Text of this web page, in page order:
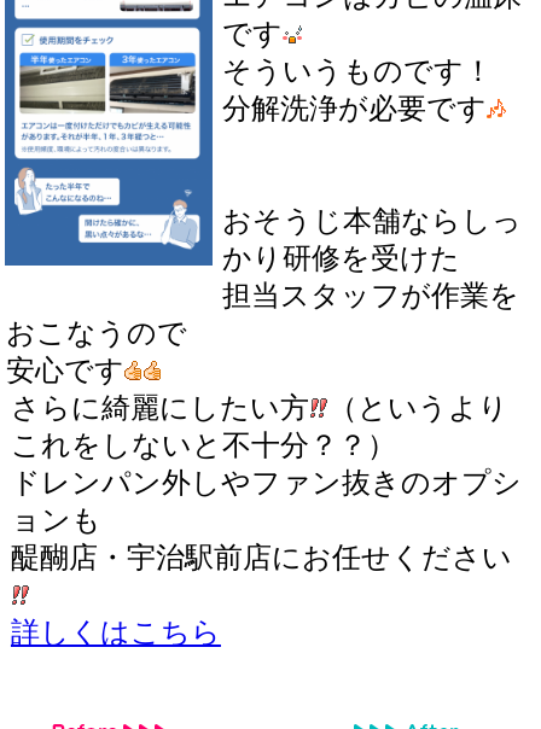
です
そういうものです！
分解洗浄が必要です
おそうじ本舗ならしっ
かり研修を受けた
担当スタッフが作業を
おこなうので
安心です
さらに綺麗にしたい方
（というより
これをしないと不十分？？）
ドレンパン外しやファン抜きのオプシ
ョンも
醍醐店・宇治駅前店にお任せください
詳しくはこちら